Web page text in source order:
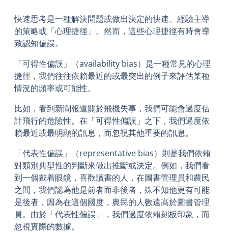
快速思考是一種解決問題或做出決定的快速、經驗主導
的策略或「心理捷徑」。然而，這些心理捷徑有時會導
致認知偏誤。
「可得性偏誤」（availability bias）是一種常見的心理
捷徑，我們往往依賴最近的或最突出的例子來評估某種
情況的頻率或可能性。
比如，看到新聞報道關於飛機失事，我們可能會過度估
計飛行的危險性。在「可得性偏誤」之下，我們過度依
賴最近或最明顯的訊息，而忽視其他重要的訊息。
「代表性偏誤」（representative bias）則是我們依賴
對類別典型性的判斷來做出推斷或決定。例如，我們看
到一個戴着眼鏡，喜歡讀書的人，在圖書管理員和農民
之間，我們認為他是前者而非後者，殊不知他更有可能
是後者，因為在這個國度，農民的人數遠高於圖書管理
員。由於「代表性偏誤」，我們過度依賴刻板印象，而
忽視實際的數據。